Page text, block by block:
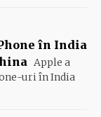
în India
Apple a
uri în India